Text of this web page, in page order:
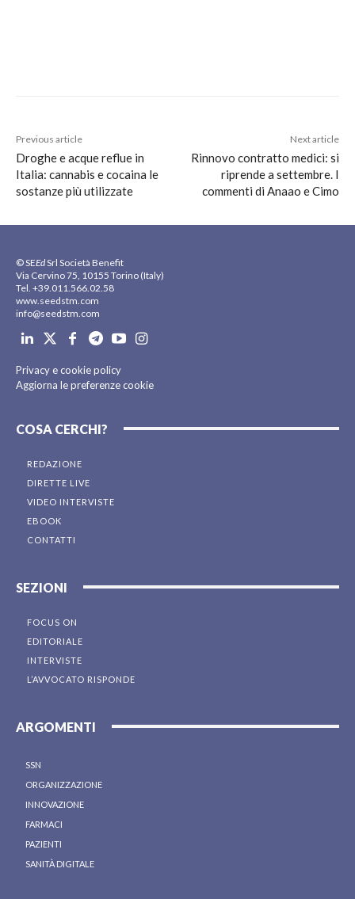
Previous article
Droghe e acque reflue in
Italia: cannabis e cocaina le
sostanze più utilizzate
Next article
Rinnovo contratto medici: si
riprende a settembre. I
commenti di Anaao e Cimo
© SEEdSrl Società Benefit
Via Cervino 75, 10155 Torino (Italy)
Tel. +39.011.566.02.58
www.seedstm.com
info@seedstm.com
Privacy e cookie policy
Aggiorna le preferenze cookie
COSA CERCHI?
REDAZIONE
DIRETTE LIVE
VIDEO INTERVISTE
EBOOK
CONTATTI
SEZIONI
FOCUS ON
EDITORIALE
INTERVISTE
L’AVVOCATO RISPONDE
ARGOMENTI
SSN
ORGANIZZAZIONE
INNOVAZIONE
FARMACI
PAZIENTI
SANITÀ DIGITALE